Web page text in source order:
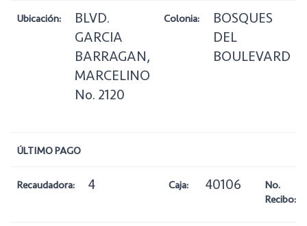
Ubicación:
BLVD.
GARCIA
BARRAGAN,
MARCELINO
No. 2120
Colonia:
BOSQUES
DEL
BOULEVARD
ÚLTIMO PAGO
Recaudadora: 4 Caja: 40106
No.
Recibo: